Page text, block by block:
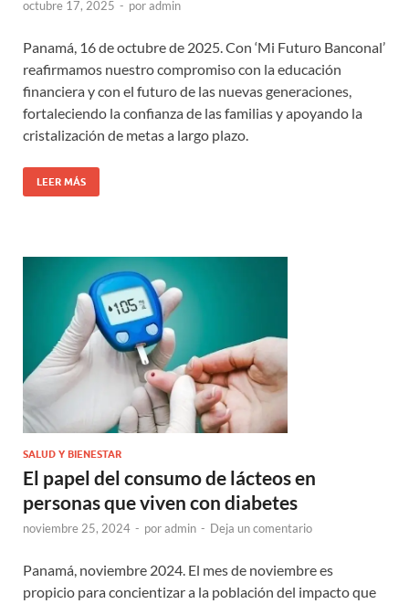
octubre 17, 2025 - poradmin
Panamá, 16 de octubre de 2025. Con ‘Mi Futuro Banconal’
reafirmamos nuestro compromiso con la educación
financiera y con el futuro de las nuevas generaciones,
fortaleciendo la confianza de las familias y apoyando la
cristalización de metas a largo plazo.
LEER MÁS
SALUD Y BIENESTAR
El papel del consumo de lácteos en
personas que viven con diabetes
noviembre 25, 2024 - poradmin - Deja un comentario
Panamá, noviembre 2024. El mes de noviembre es
propicio para concientizar a la población del impacto que